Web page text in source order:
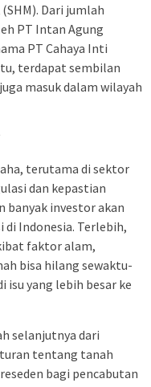
Dari jumlah
PT Intan Agung
PT Cahaya Inti
itu, terdapat sembilan
masuk dalam wilayah
terutama di sektor
dan kepastian
banyak investor akan
di Indonesia. Terlebih,
faktor alam,
bisa hilang sewaktu-
isu yang lebih besar ke
selanjutnya dari
tentang tanah
bagi pencabutan